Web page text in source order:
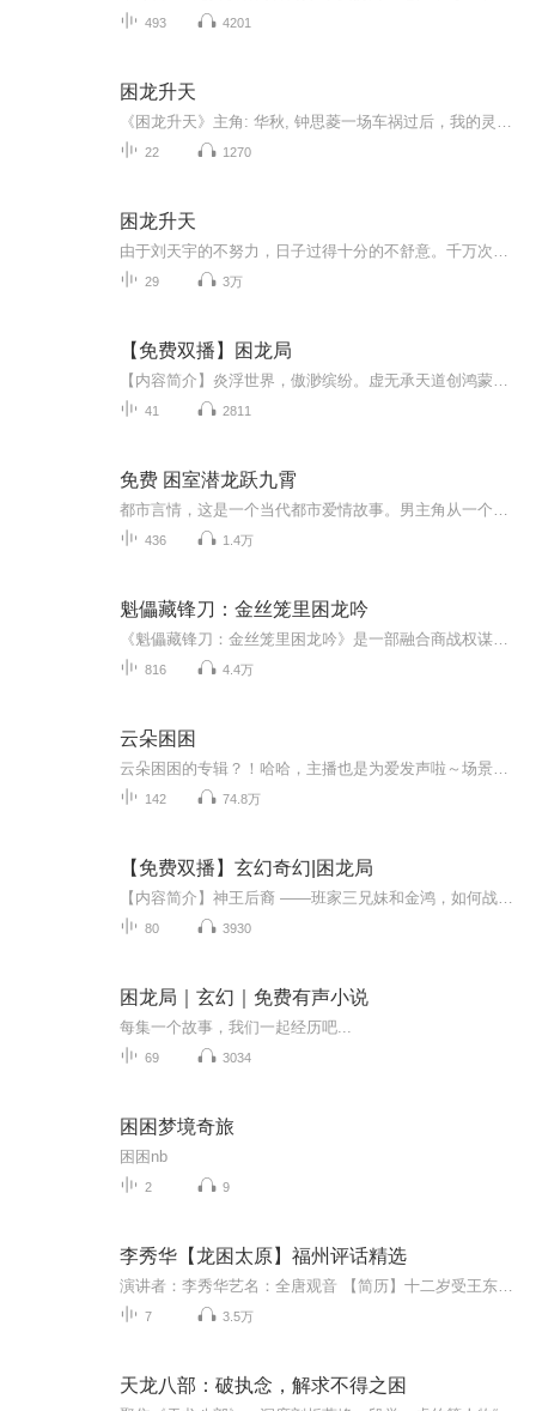
493 4201
困龙升天
22 1270
困龙升天
29 3万
【免费双播】困龙局
41 2811
免费 困室潜龙跃九霄
436 1.4万
魁儡藏锋刀：金丝笼里困龙吟
816 4.4万
云朵困困
142 74.8万
【免费双播】玄幻奇幻|困龙局
80 3930
困龙局｜玄幻｜免费有声小说
每集一个故事，我们一起经历吧...
69 3034
困困梦境奇旅
困困nb
2 9
李秀华【龙困太原】福州评话精选
7 3.5万
天龙八部：破执念，解求不得之困